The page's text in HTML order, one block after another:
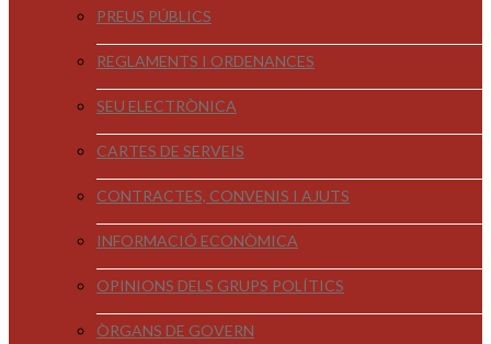
PREUS PÚBLICS
REGLAMENTS I ORDENANCES
SEU ELECTRÒNICA
CARTES DE SERVEIS
CONTRACTES, CONVENIS I AJUTS
INFORMACIÓ ECONÒMICA
OPINIONS DELS GRUPS POLÍTICS
ÒRGANS DE GOVERN